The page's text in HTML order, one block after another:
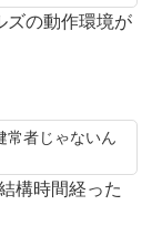
ズの動作環境が
常者じゃないん
構時間経った